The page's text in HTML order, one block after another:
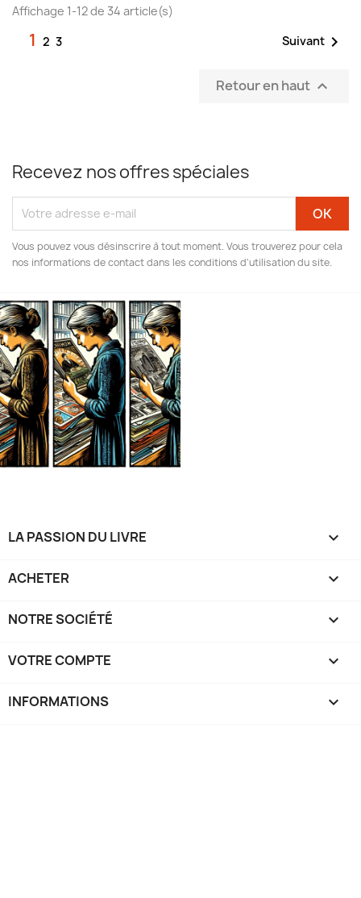
Affichage 1-12 de 34 article(s)
1 2 3 Suivant 
Retour en haut 
Recevez nos offres spéciales
Vous pouvez vous désinscrire à tout moment. Vous trouverez pour cela
nos informations de contact dans les conditions d'utilisation du site.
LA PASSION DU LIVRE 
ACHETER 
NOTRE SOCIÉTÉ 
VOTRE COMPTE 
INFORMATIONS keyboard_arrow_down